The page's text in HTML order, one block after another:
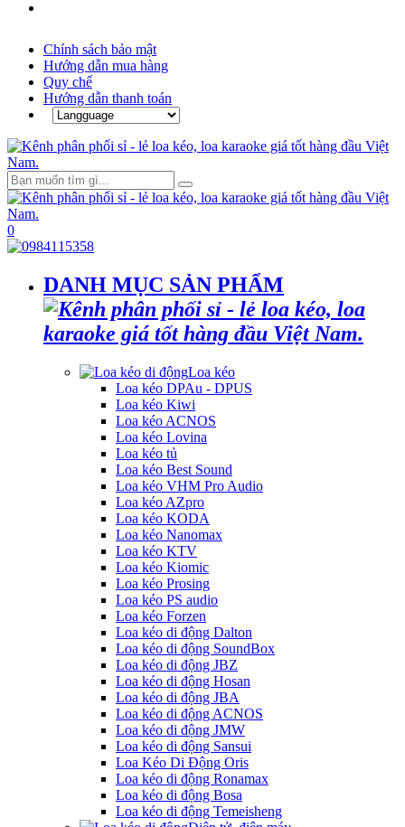
Chính sách bảo mật
Hướng dẫn mua hàng
Quy chế
Hướng dẫn thanh toán
0
DANH MỤC SẢN PHẨM
Loa kéo
Loa kéo DPAu - DPUS
Loa kéo Kiwi
Loa kéo ACNOS
Loa kéo Lovina
Loa kéo tủ
Loa kéo Best Sound
Loa kéo VHM Pro Audio
Loa kéo AZpro
Loa kéo KODA
Loa kéo Nanomax
Loa kéo KTV
Loa kéo Kiomic
Loa kéo Prosing
Loa kéo PS audio
Loa kéo Forzen
Loa kéo di động Dalton
Loa kéo di động SoundBox
Loa kéo di động JBZ
Loa kéo di động Hosan
Loa kéo di động JBA
Loa kéo di động ACNOS
Loa kéo di động JMW
Loa kéo di động Sansui
Loa Kéo Di Động Oris
Loa kéo di động Ronamax
Loa kéo di động Bosa
Loa kéo di động Temeisheng